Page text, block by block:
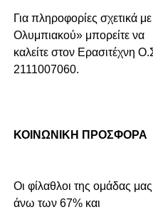
Για πληροφορίες σχετικά
Ολυμπιακού» μπορείτε να
καλείτε στον Ερασιτέχνη
2111007060.
ΚΟΙΝΩΝΙΚΗ ΠΡΟΣΦΟΡΑ
Οι φίλαθλοι της ομάδας
άνω των 67% και